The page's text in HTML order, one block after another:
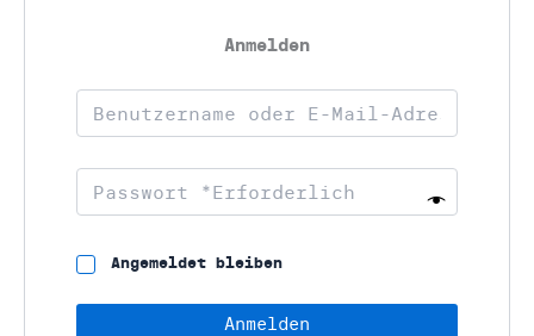
Anmelden
Angemeldet bleiben
Anmelden